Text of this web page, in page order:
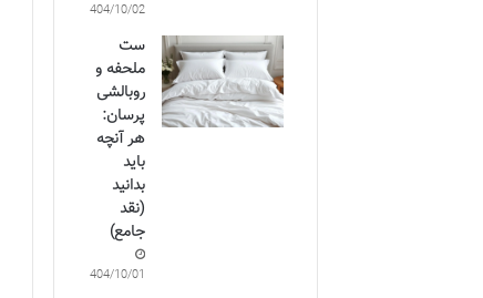
1404/10/02
ست
ملحفه و
روبالشی
پرسان:
هر آنچه
باید
بدانید
(نقد
جامع)
1404/10/01